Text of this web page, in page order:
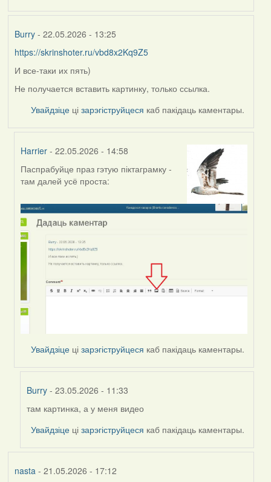
Burry- 22.05.2026 - 13:25
https://skrinshoter.ru/vbd8x2Kq9Z5
И все-таки их пять)
Не получается вставить картинку, только ссылка.
Увайдзіце цізарэгіструйцеся каб пакідаць каментары.
Harrier - 22.05.2026 - 14:58
In
reply
by
Burry
Паспрабуйце праз гэтую піктаграмку -
там далей усё проста:
Увайдзіце цізарэгіструйцеся каб пакідаць каментары.
Burry - 23.05.2026 - 11:33
In
reply
by
там картинка, а у меня видео
Увайдзіце цізарэгіструйцеся каб пакідаць каментары.
nasta- 21.05.2026 - 17:12